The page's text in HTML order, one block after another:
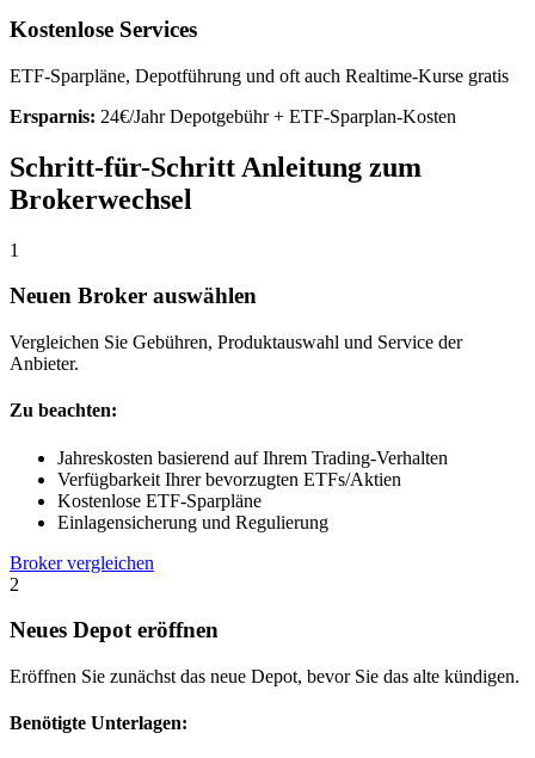
Kostenlose Services
ETF-Sparpläne, Depotführung und oft auch Realtime-Kurse gratis
Ersparnis: 24€/Jahr Depotgebühr + ETF-Sparplan-Kosten
Schritt-für-Schritt Anleitung zum
Brokerwechsel
1
Neuen Broker auswählen
Vergleichen Sie Gebühren, Produktauswahl und Service der
Anbieter.
Zu beachten:
Jahreskosten basierend auf Ihrem Trading-Verhalten
Verfügbarkeit Ihrer bevorzugten ETFs/Aktien
Kostenlose ETF-Sparpläne
Einlagensicherung und Regulierung
Broker vergleichen
2
Neues Depot eröffnen
Eröffnen Sie zunächst das neue Depot, bevor Sie das alte kündigen.
Benötigte Unterlagen: